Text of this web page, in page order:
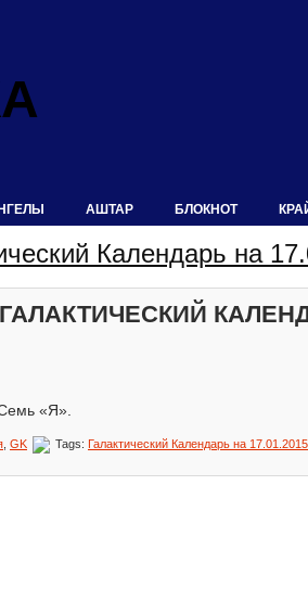
АШТАР БЛОКНОТ
Календарь на
ГАЛАКТИЧЕСКИЙ
«Я».
GK Tags: Галактический Календарь на 17.01.2015